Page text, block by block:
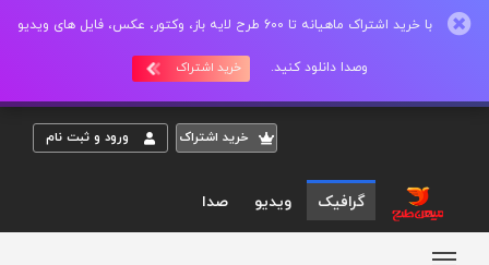
با خرید اشتراک ماهیانه تا 600 طرح لایه باز، وکتور، عکس، فایل های ویدیو
وصدا دانلود کنید. خرید اشتراک
خريد اشتراک ورود و ثبت نام
گرافیک ویدیو صدا